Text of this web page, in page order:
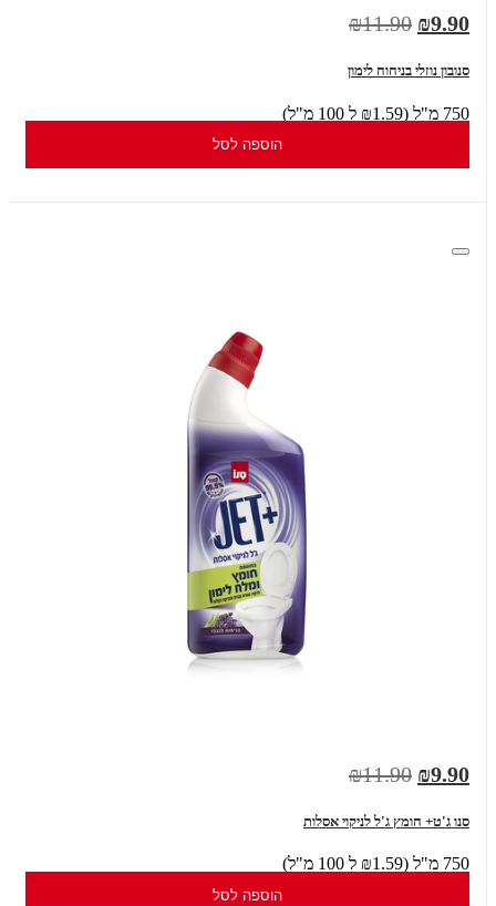
₪9.90
₪11.90
סנובון נוזלי בניחוח לימון
750 מ"ל (₪1.59 ל 100 מ"ל)
הוספה לסל
₪9.90
₪11.90
סנו ג'ט+ חומץ ג'ל לניקוי אסלות
750 מ"ל (₪1.59 ל 100 מ"ל)
הוספה לסל